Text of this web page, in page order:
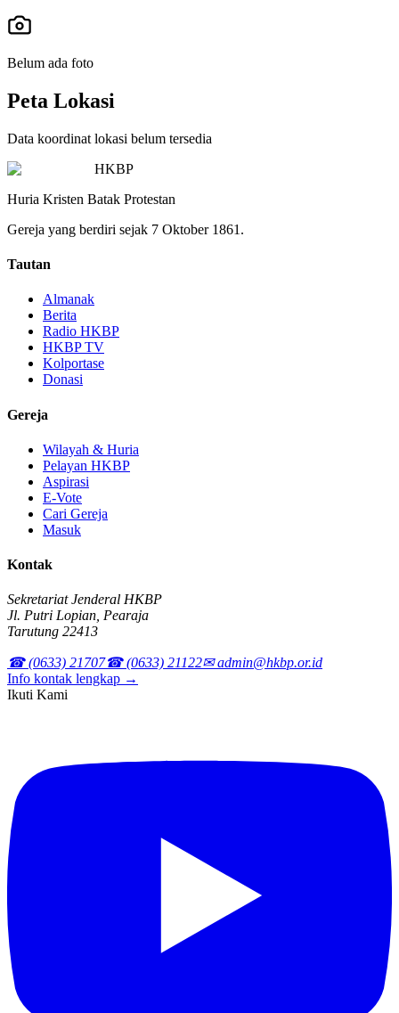
Belum ada foto
Peta Lokasi
Data koordinat lokasi belum tersedia
HKBP
Huria Kristen Batak Protestan
Gereja yang berdiri sejak 7 Oktober 1861.
Tautan
Almanak
Berita
Radio HKBP
HKBP TV
Kolportase
Donasi
Gereja
Wilayah & Huria
Pelayan HKBP
Aspirasi
E-Vote
Cari Gereja
Masuk
Kontak
Sekretariat Jenderal HKBP
Jl. Putri Lopian, Pearaja
Tarutung 22413
☎ (0633) 21707☎ (0633) 21122✉ admin@hkbp.or.id
Info kontak lengkap →
Ikuti Kami